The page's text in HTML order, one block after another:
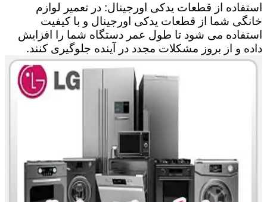
استفاده از قطعات یدکی اورجینال: در تعمیر لوازم
خانگی شما از قطعات یدکی اورجینال و با کیفیت
استفاده می شود تا طول عمر دستگاه شما را افزایش
داده و از بروز مشکلات مجدد در آینده جلوگیری کنند.